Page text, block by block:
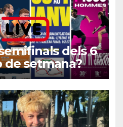
dels 6
de setmana?